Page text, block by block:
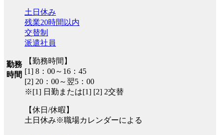
勤務
時間
土日休み
残業20時間以内
交替制
派遣社員
【勤務時間】
[1] 8：00～16：45
[2] 20：00～翌5：00
※[1] 日勤または[1] [2] 2交替
【休日/休暇】
土日休み※職場カレンダーによる